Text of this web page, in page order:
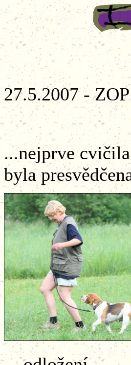
27.5.2007 -
...nejprve
byla